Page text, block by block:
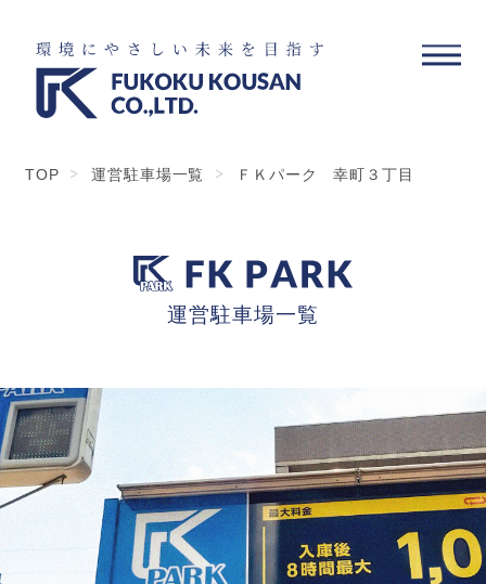
TOP 運営駐車場一覧 ＦＫパーク 幸町３丁目
運営駐車場一覧